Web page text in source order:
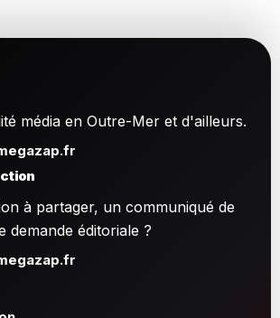
média en Outre-Mer et d'ailleurs.
à partager, un communiqué de
demande éditoriale ?